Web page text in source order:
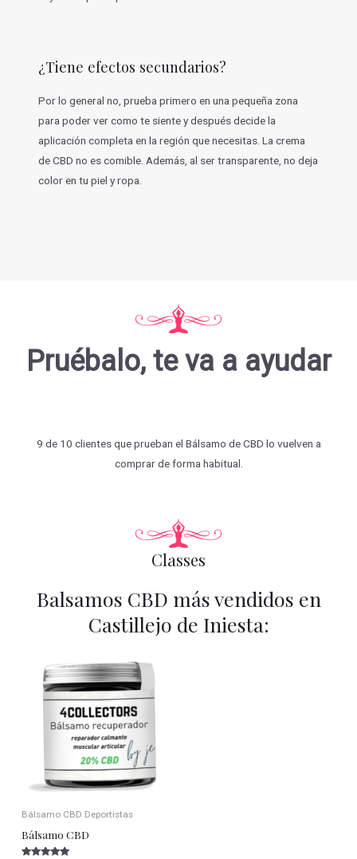
¿Tiene efectos secundarios?
Por lo general no, prueba primero en una pequeña zona
para poder ver como te siente y después decide la
aplicación completa en la región que necesitas. La crema
de CBD no es comible. Además, al ser transparente, no deja
color en tu piel y ropa.
Pruébalo, te va a ayudar
9 de 10 clientes que prueban el Bálsamo de CBD lo vuelven a
comprar de forma habitual.
Classes
Balsamos CBD más vendidos en
Castillejo de Iniesta:
Bálsamo CBD Deportistas
Bálsamo CBD